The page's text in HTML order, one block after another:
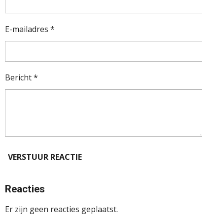
E-mailadres *
Bericht *
VERSTUUR REACTIE
Reacties
Er zijn geen reacties geplaatst.